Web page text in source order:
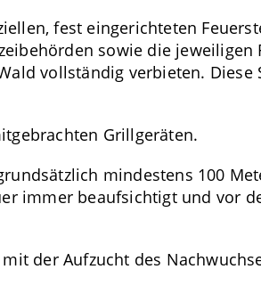
fest eingerichteten
sowie die jeweiligen
vollständig verbieten. Diese
Grillgeräten.
mindestens 100
immer beaufsichtigt und vor
der Aufzucht des